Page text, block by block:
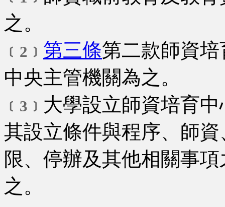
之。
﹝2﹞ 第三條第二款師資
中央主管機關為之。
﹝3﹞ 大學設立師資培育
其設立條件與程序、師
限、停辦及其他相關事項
之。